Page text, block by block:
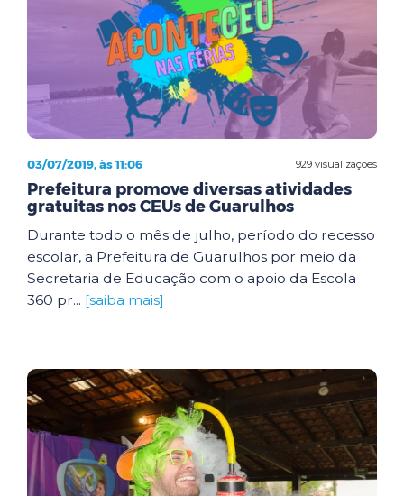
929 visualizações
03/07/2019, às 11:06
Prefeitura promove diversas atividades
gratuitas nos CEUs de Guarulhos
Durante todo o mês de julho, período do recesso
escolar, a Prefeitura de Guarulhos por meio da
Secretaria de Educação com o apoio da Escola
360 pr... [saiba mais]